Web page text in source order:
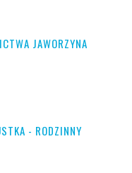
JAWORZYNA
- RODZINNY